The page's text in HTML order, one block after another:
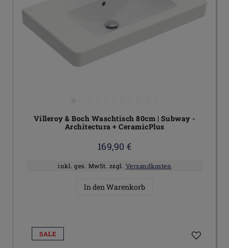
Villeroy & Boch Waschtisch 80cm | Subway -
Architectura + CeramicPlus
169,90 €
inkl. ges. MwSt. zzgl. Versandkosten
In den Warenkorb
SALE